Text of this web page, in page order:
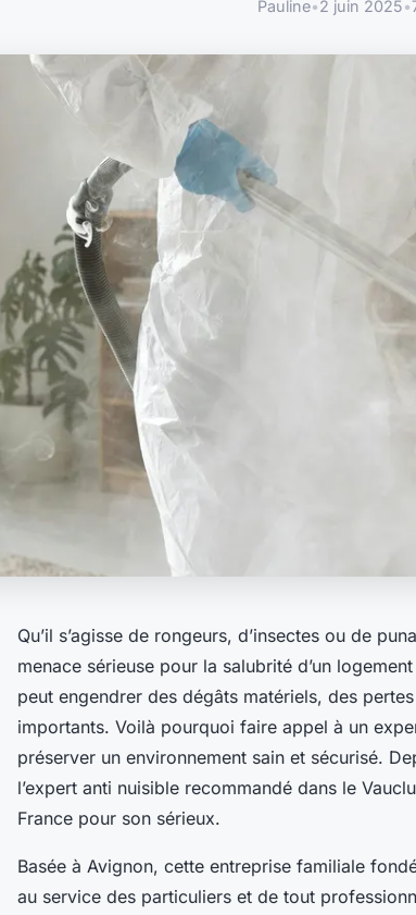
Pauline•2 juin 2025•
Qu’il s’agisse de rongeurs, d’insectes ou de
menace sérieuse pour la salubrité d’un
peut engendrer des dégâts matériels, des
importants. Voilà pourquoi faire appel à un
préserver un environnement sain et sécurisé.
l’expert anti nuisible recommandé dans le
France pour son sérieux.
Basée à Avignon, cette entreprise familiale
au service des particuliers et de tout